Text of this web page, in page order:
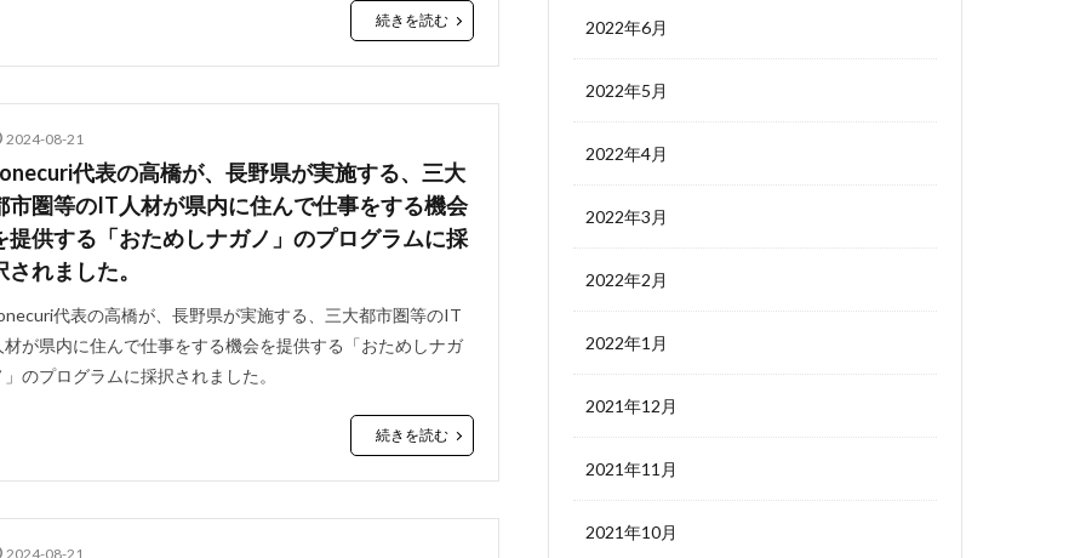
続きを読む
2024-08-21
代表の高橋が、長野県が実施する、三大
市圏等のIT人材が県内に住んで仕事をする機会
提供する「おためしナガノ」のプログラムに採
されました。
代表の高橋が、長野県が実施する、三大都市圏等のIT
材が県内に住んで仕事をする機会を提供する「おためしナガ
」のプログラムに採択されました。
続きを読む
2024-08-21
2022年6月
2022年5月
2022年4月
2022年3月
2022年2月
2022年1月
2021年12月
2021年11月
2021年10月